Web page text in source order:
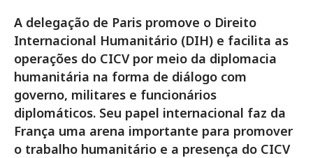
A delegação de Paris promove o Direito
Internacional Humanitário (DIH) e facilita as
operações do CICV por meio da diplomacia
humanitária na forma de diálogo com
governo, militares e funcionários
diplomáticos. Seu papel internacional faz da
França uma arena importante para promover
o trabalho humanitário e a presença do CICV